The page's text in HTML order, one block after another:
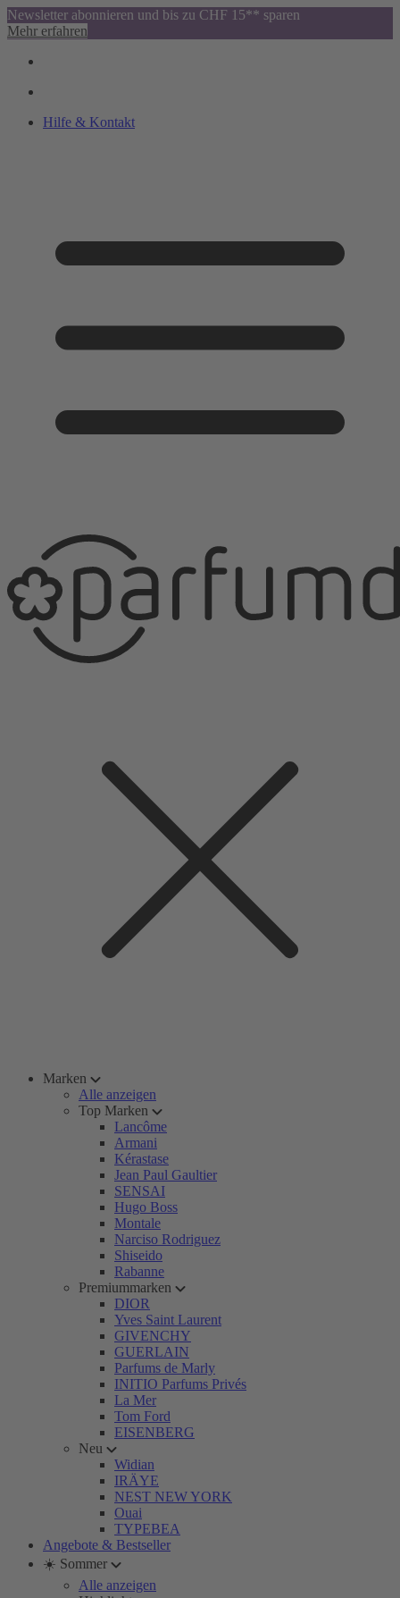
Newsletter abonnieren und bis zu CHF 15** sparen
Mehr erfahren
Hilfe & Kontakt
Marken
Alle anzeigen
Top Marken
Lancôme
Armani
Kérastase
Jean Paul Gaultier
SENSAI
Hugo Boss
Montale
Narciso Rodriguez
Shiseido
Rabanne
Premiummarken
DIOR
Yves Saint Laurent
GIVENCHY
GUERLAIN
Parfums de Marly
INITIO Parfums Privés
La Mer
Tom Ford
EISENBERG
Neu
Widian
IRÄYE
NEST NEW YORK
Ouai
TYPEBEA
Angebote & Bestseller
☀️ Sommer
Alle anzeigen